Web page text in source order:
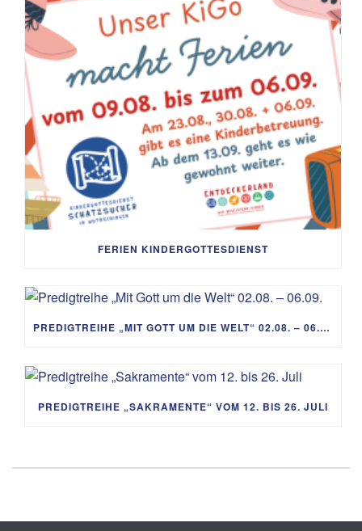
FERIEN KINDERGOTTESDIENST
PREDIGTREIHE „MIT GOTT UM DIE WELT“ 02.08. – 06.09.
PREDIGTREIHE „SAKRAMENTE“ VOM 12. BIS 26. JULI